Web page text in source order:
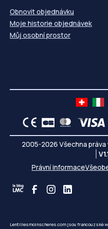
Obnovit objednávku
Moje historie objednávek
Můj osobní prostor
2005-2026 Všechna práva
Právní informace
Lentillesmoinscheres.com jsou francouzské